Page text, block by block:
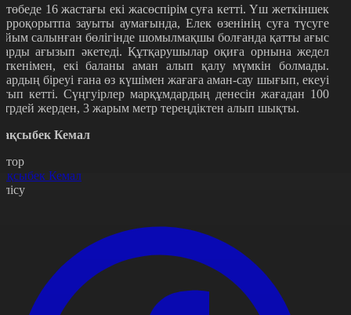
16 жастағы екі жасөспірім суға кетті. Үш жеткіншек
зауыты аумағында, Елек өзенінің суға түсуге
салынған бөлігінде шомылмақшы болғанда қатты ағыс
ағызып әкетеді. Құтқарушылар оқиға орнына жедел
екі баланы аман алып қалу мүмкін болмады.
біреуі ғана өз күшімен жағаға аман-сау шығып, екеуі
кетті. Сүңгуірлер марқұмдардың денесін жағадан 100
жерден, 3 жарым метр тереңдіктен алып шықты.
Кемал
Кемал